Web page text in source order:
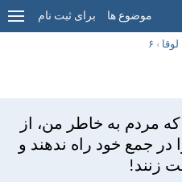
موضوع ها برای ثبت نام
لوقا › ۶
مردم به خاطر من، از
در جمع خود راه ندهند و
زنند!